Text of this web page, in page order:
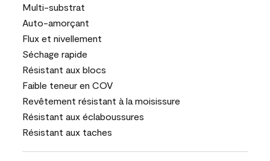
Multi-substrat
Auto-amorçant
Flux et nivellement
Séchage rapide
Résistant aux blocs
Faible teneur en COV
Revêtement résistant à la moisissure
Résistant aux éclaboussures
Résistant aux taches